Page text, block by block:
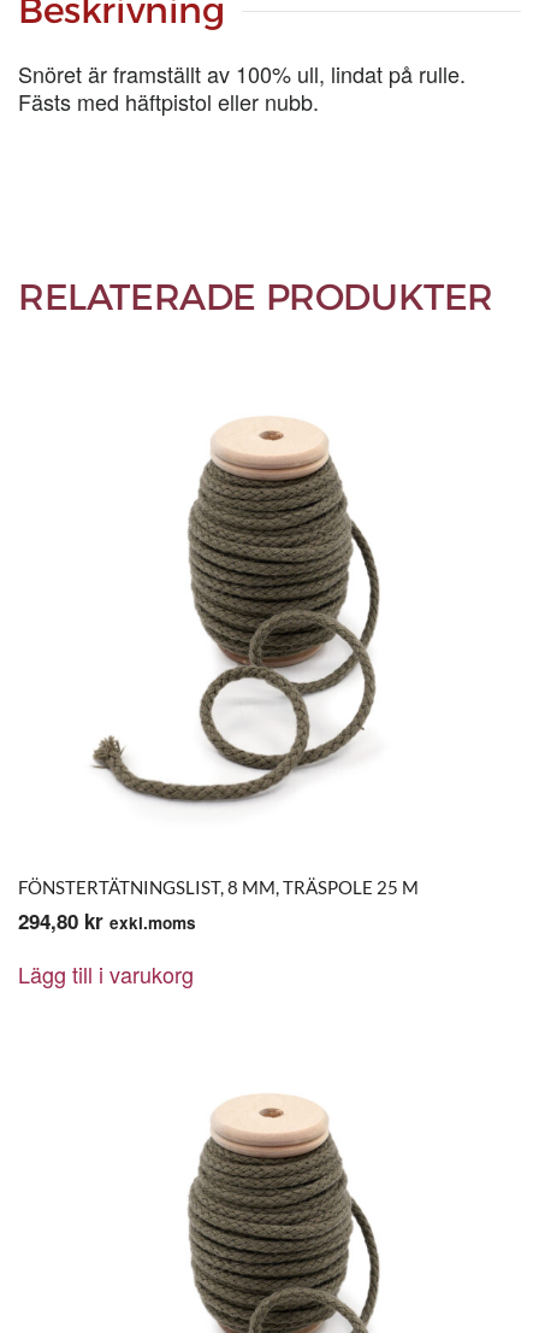
mängd
Beskrivning
Snöret är framställt av 100% ull, lindat på rulle.
Fästs med häftpistol eller nubb.
RELATERADE PRODUKTER
FÖNSTERTÄTNINGSLIST, 8 MM, TRÄSPOLE 25 M
294,80 kr exkl.moms
Lägg till i varukorg